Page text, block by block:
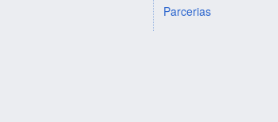
Parcerias